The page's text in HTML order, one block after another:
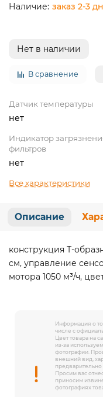
заказ 2-3
Нет в наличии
В сравнение
Датчик температуры
нет
Индикатор
фильтров
нет
Все характеристики
Описание
конструкция Т-
см, управление
мотора 1050 м³/ч,
Информация о
числе с
Цвет товара на
из-за
фотографии.
внешний вид,
Просим вас
приносим
фотографиях